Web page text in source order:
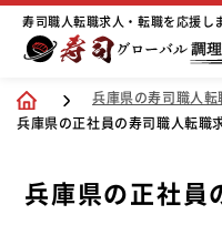
寿司職人転職求人・転職を応援し
兵庫県の寿司職人転
兵庫県の正社員の寿司職人転職
兵庫県の正社員